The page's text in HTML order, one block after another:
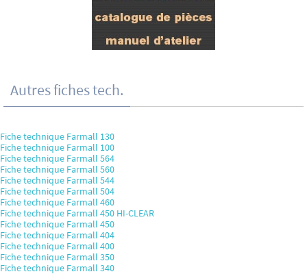
Autres fiches tech.
Fiche technique Farmall 130
Fiche technique Farmall 100
Fiche technique Farmall 564
Fiche technique Farmall 560
Fiche technique Farmall 544
Fiche technique Farmall 504
Fiche technique Farmall 460
Fiche technique Farmall 450 HI-CLEAR
Fiche technique Farmall 450
Fiche technique Farmall 404
Fiche technique Farmall 400
Fiche technique Farmall 350
Fiche technique Farmall 340